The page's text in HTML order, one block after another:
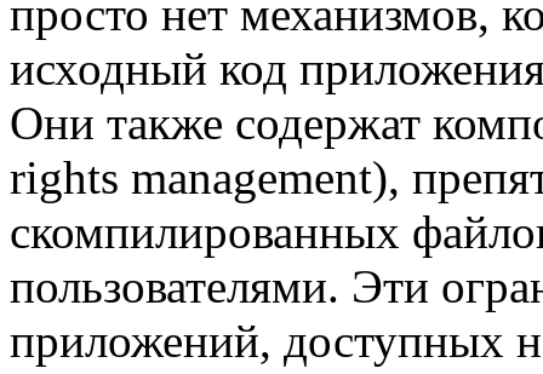
просто нет механизмов,
исходный код
Они также содержат
rights management),
скомпилированных
пользователями. Эти
приложений, доступных